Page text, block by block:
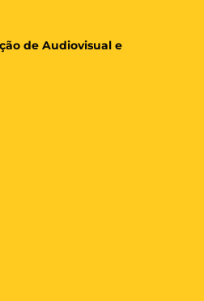
de Audiovisual e